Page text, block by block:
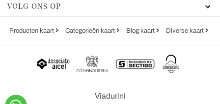
VOLG ONS OP
Producten kaart Categorieën kaart Blog kaart Diverse kaart
Viadurini